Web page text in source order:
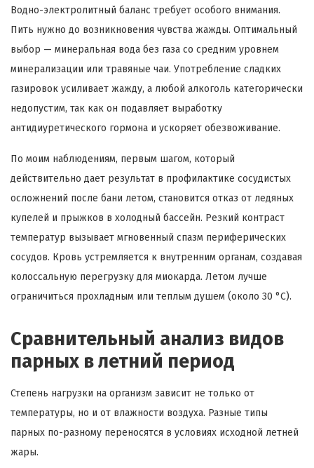
Водно-электролитный баланс требует особого внимания.
Пить нужно до возникновения чувства жажды. Оптимальный
выбор — минеральная вода без газа со средним уровнем
минерализации или травяные чаи. Употребление сладких
газировок усиливает жажду, а любой алкоголь категорически
недопустим, так как он подавляет выработку
антидиуретического гормона и ускоряет обезвоживание.
По моим наблюдениям, первым шагом, который
действительно дает результат в профилактике сосудистых
осложнений после бани летом, становится отказ от ледяных
купелей и прыжков в холодный бассейн. Резкий контраст
температур вызывает мгновенный спазм периферических
сосудов. Кровь устремляется к внутренним органам, создавая
колоссальную перегрузку для миокарда. Летом лучше
ограничиться прохладным или теплым душем (около 30 °C).
Сравнительный анализ видов
парных в летний период
Степень нагрузки на организм зависит не только от
температуры, но и от влажности воздуха. Разные типы
парных по-разному переносятся в условиях исходной летней
жары.